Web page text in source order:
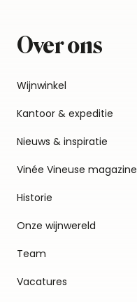
Over ons
Wijnwinkel
Kantoor & expeditie
Nieuws & inspiratie
Vinée Vineuse magazine
Historie
Onze wijnwereld
Team
Vacatures